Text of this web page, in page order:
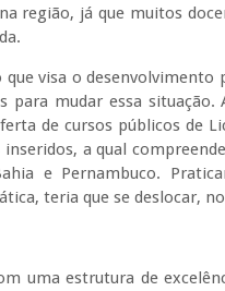
região, já que muitos
visa o
para mudar essa
de cursos públicos de
a qual
e Pernambuco.
teria que se deslocar,
uma estrutura de